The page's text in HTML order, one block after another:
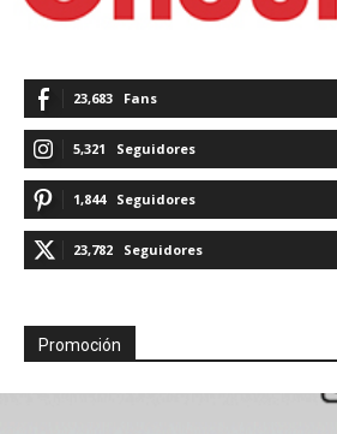
23,683 Fans
5,321 Seguidores
1,844 Seguidores
23,782 Seguidores
Promoción